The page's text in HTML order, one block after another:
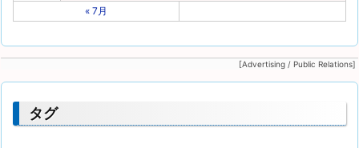
« 7月
[Advertising / Public Relations]
タグ